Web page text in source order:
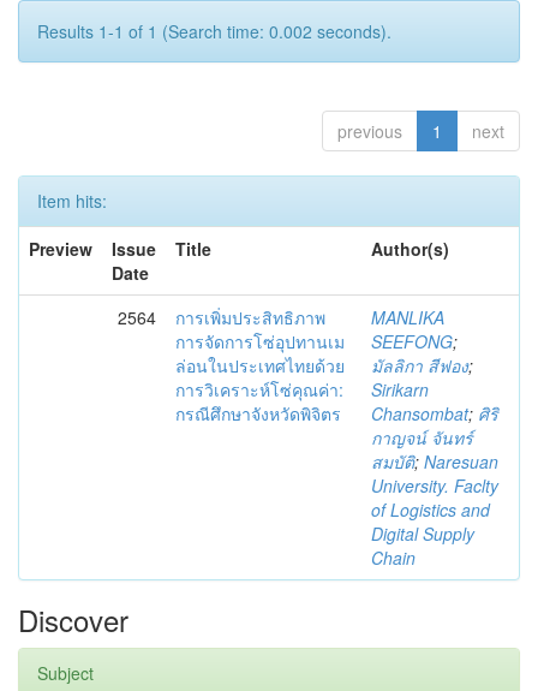
Results 1-1 of 1 (Search time: 0.002 seconds).
previous 1 next
Item hits:
Preview
Issue
Date
Title Author(s)
2564
การเพิ่มประสิทธิภาพ
การจัดการโซ่อุปทานเม
ล่อนในประเทศไทยด้วย
การวิเคราะห์โซ่คุณค่า:
กรณีศึกษาจังหวัดพิจิตร
MANLIKA
SEEFONG;
มัลลิกา สีฟอง;
Sirikarn
Chansombat; ศิริ
กาญจน์ จันทร์
สมบัติ; Naresuan
University. Faclty
of Logistics and
Digital Supply
Chain
Discover
Subject